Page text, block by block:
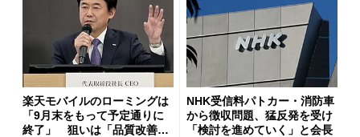
楽天モバイルのローミングは
「9月末をもって予定通りに
終了」 狙いは「品質改善」
NHK受信料パトカー・消防車
から徴収問題、猛反発を受け
「検討を進めていく」と会長